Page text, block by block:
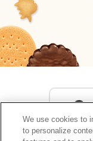
We use cookies to
to personalize